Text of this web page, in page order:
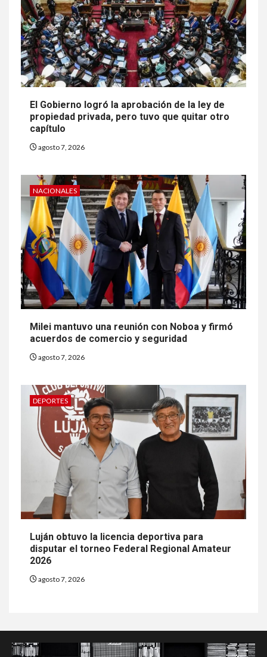
El Gobierno logró la aprobación de la ley de
propiedad privada, pero tuvo que quitar otro
capítulo
agosto 7, 2026
NACIONALES
Milei mantuvo una reunión con Noboa y firmó
acuerdos de comercio y seguridad
agosto 7, 2026
DEPORTES
Luján obtuvo la licencia deportiva para
disputar el torneo Federal Regional Amateur
2026
agosto 7, 2026